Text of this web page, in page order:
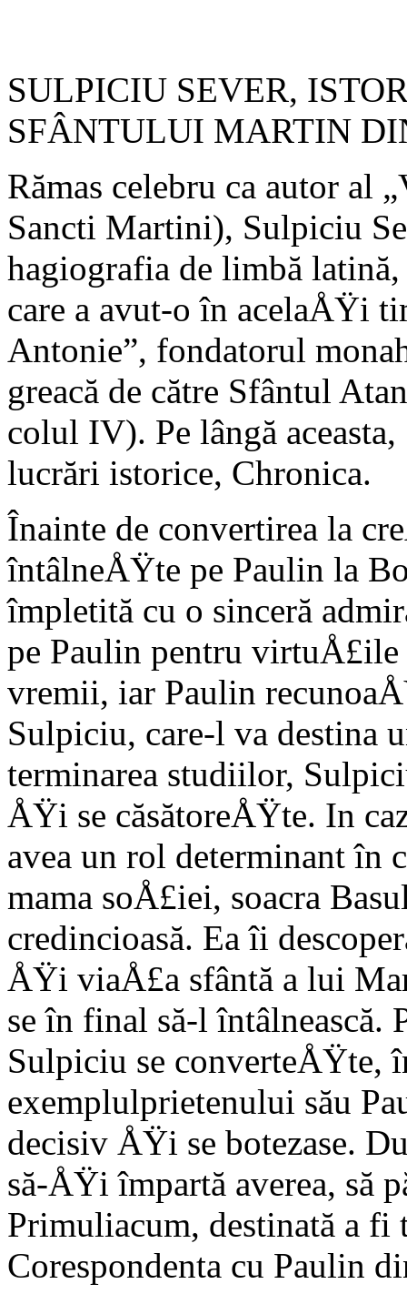
SULPICIU SEVER,
SFÂNTULUI MARTIN
Rămas celebru ca autor
Sancti Martini), Sulpiciu
hagiografia de limbă
care a avut-o în acelaÅŸi
Antonie”, fondatorul
greacă de către Sfântul
colul IV). Pe lângă
lucrări istorice, Chronica.
Înainte de convertirea la
întâlneÅŸte pe Paulin la
împletită cu o sinceră
pe Paulin pentru virtuÅ£ile
vremii, iar Paulin
Sulpiciu, care-l va destina
terminarea studiilor,
ÅŸi se căsătoreÅŸte. In
avea un rol determinant în
mama soÅ£iei, soa­cra
credincioasă. Ea îi
ÅŸi viaÅ£a sfântă a lui
se în final să-l întâlneas­că.
Sulpiciu se
exemplulprietenului său
decisiv ÅŸi se botezase.
să-ÅŸi împartă averea, să
Primuliacum, des­tinată a fi
Corespondenta cu Paulin